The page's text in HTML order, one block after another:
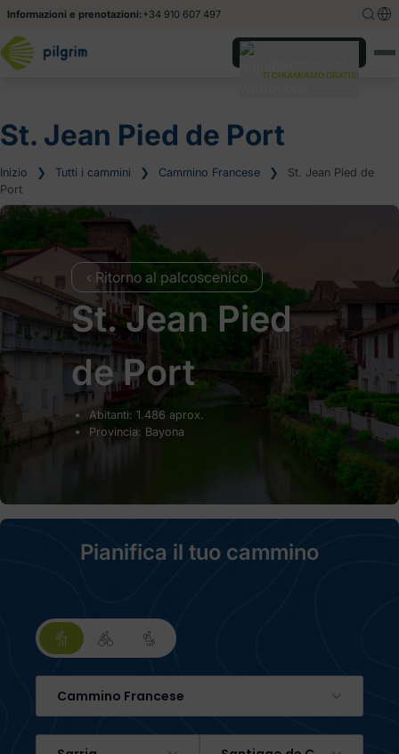
Informazioni e prenotazioni:+34 910 607 497
Español
Español
TI CHIAMIAMO GRATIS!
St. Jean Pied de Port
Inizio ❯ Tutti i cammini ❯ Cammino Francese ❯
St. Jean Pied de
Port
‹ Ritorno al palcoscenico
St. Jean Pied
de Port
Abitanti: 1.486 aprox.
Provincia: Bayona
Pianifica il tuo cammino
Cammino Francese